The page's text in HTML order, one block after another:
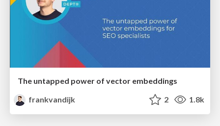
The untapped power of vector embeddings
frankvandijk
2 1.8k